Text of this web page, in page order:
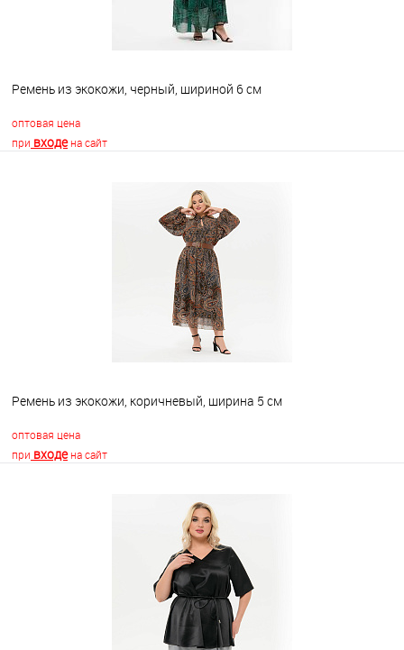
Ремень из экокожи, черный, шириной 6 см
оптовая цена
при входена сайт
В корзину
Ремень из экокожи, коричневый, ширина 5 см
оптовая цена
при входена сайт
В корзину